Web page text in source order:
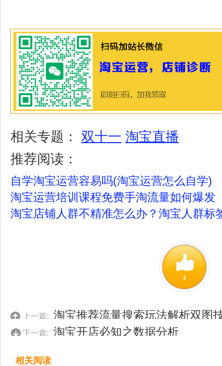
相关专题： 双十一 淘宝直播
推荐阅读：
自学淘宝运营容易吗(淘宝运营怎么自学)
淘宝运营培训课程免费手淘流量如何爆发
淘宝店铺人群不精准怎么办？淘宝人群标
4
上一篇: 淘宝推荐流量搜索玩法解析双图
下一篇: 淘宝开店必知之数据分析
相关阅读